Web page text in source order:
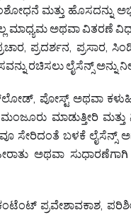
ಮತ್ತು ಹೊಸದನ್ನು
ಮಾಧ್ಯಮ ಅಥವಾ ವಿತರಣೆ
ಪ್ರದರ್ಶನ, ಪ್ರಸಾರ,
ರಚಿಸಲು ಲೈಸೆನ್ಸ್ ಅನ್ನು
ಪೋಸ್ಟ್ ಅಥವಾ
ಮಾಡುತ್ತೀರಿ
ಬಳಕೆ ಲೈಸೆನ್ಸ್
ಅಥವಾ ಸುಧಾರಣೆಗಾಗಿ
ಪ್ರವೇಶಾವಕಾಶ,